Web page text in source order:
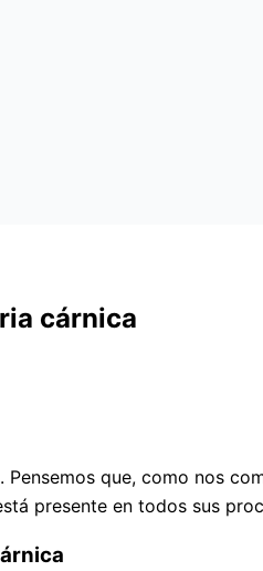
cárnica
que, como nos
presente en todos sus